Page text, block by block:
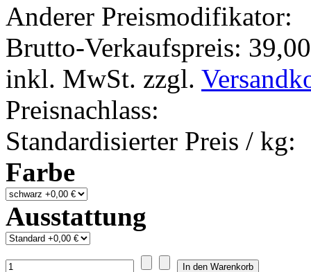
Anderer Preismodifikator:
Brutto-Verkaufspreis:
inkl. MwSt. zzgl.
Preisnachlass:
Standardisierter Preis / kg:
Farbe
Ausstattung